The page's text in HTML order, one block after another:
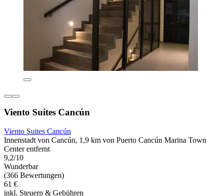
Viento Suites Cancún
Viento Suites Cancún
Innenstadt von Cancún, 1,9 km von Puerto Cancún Marina Town
Center entfernt
9,2/10
Wunderbar
(366 Bewertungen)
61 €
inkl. Steuern & Gebühren